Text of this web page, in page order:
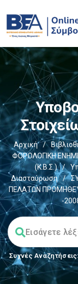
Αρχική /
ΦΟΡΟΛΟΓΙΚΗ
(Κ.Β.Σ.)
/
Διασταύρωση
/
ΠΕΛΑΤΩΝ
-
Συχνές Αναζητήσεις: